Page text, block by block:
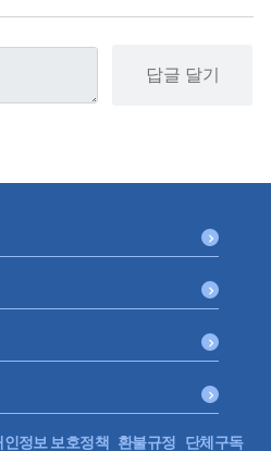
답글 달기
인정보 보호정책 환불규정 단체구독